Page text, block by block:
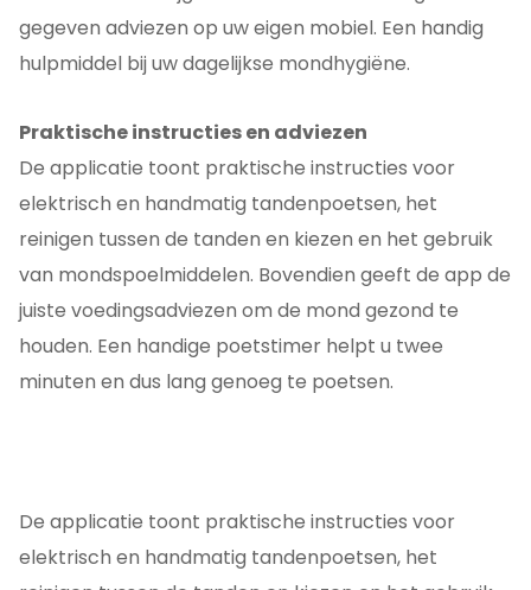
gegeven adviezen op uw eigen mobiel. Een handig
hulpmiddel bij uw dagelijkse mondhygiëne.
Praktische instructies en adviezen
De applicatie toont praktische instructies voor
elektrisch en handmatig tandenpoetsen, het
reinigen tussen de tanden en kiezen en het gebruik
van mondspoelmiddelen. Bovendien geeft de app de
juiste voedingsadviezen om de mond gezond te
houden. Een handige poetstimer helpt u twee
minuten en dus lang genoeg te poetsen.
De applicatie toont praktische instructies voor
elektrisch en handmatig tandenpoetsen, het